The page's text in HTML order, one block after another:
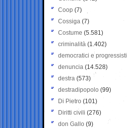
Coop (7)
Cossiga (7)
Costume (5.581)
criminalità (1.402)
democratici e progressisti
denuncia (14.528)
destra (573)
destradipopolo (99)
Di Pietro (101)
Diritti civili (276)
don Gallo (9)